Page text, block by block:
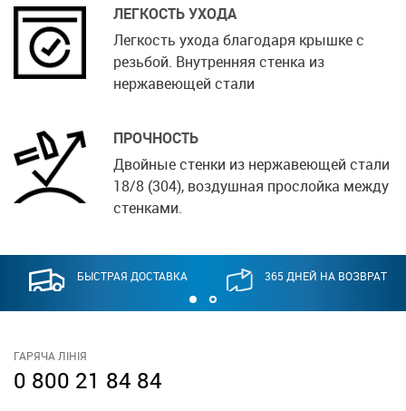
ЛЕГКОСТЬ УХОДА
Легкость ухода благодаря крышке с
резьбой. Внутренняя стенка из
нержавеющей стали
ПРОЧНОСТЬ
Двойные стенки из нержавеющей стали
18/8 (304), воздушная прослойка между
стенками.
БЫСТРАЯ ДОСТАВКА 365 ДНЕЙ НА ВОЗВРАТ
ГАРЯЧА ЛІНІЯ
0 800 21 84 84